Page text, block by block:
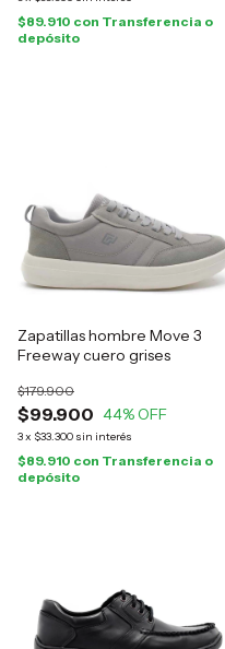
$89.910 con Transferencia o
depósito
Zapatillas hombre Move 3
Freeway cuero grises
$99.900
$179.900
44% OFF
3x $33.300 sin interés
$89.910 con Transferencia o
depósito